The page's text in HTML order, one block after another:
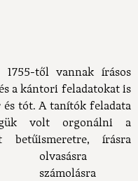
től vannak írásos
a kántori feladatokat is
tót. A tanítók feladata
volt orgonálni a
betűismeretre, írásra
olvasásra
számolásra